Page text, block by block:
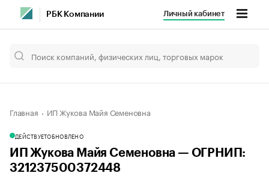
РБК Компании Личный кабинет
Главная ИП Жукова Майя Семеновна
ДЕЙСТВУЕТОБНОВЛЕНО
ИП Жукова Майя Семеновна — ОГРНИП:
321237500372448